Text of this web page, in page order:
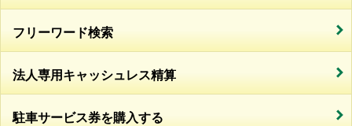
フリーワード検索
法人専用キャッシュレス精算
駐車サービス券を購入する